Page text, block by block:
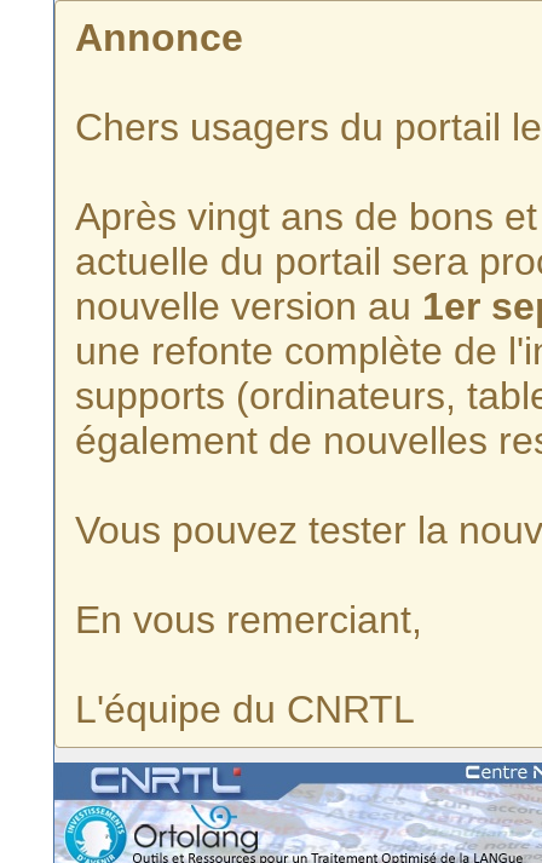
Annonce
Chers usagers du portail
Après vingt ans de bons
actuelle du portail sera
nouvelle version au 1er
une refonte complète de
supports (ordinateurs,
également de nouvelles
Vous pouvez tester la
En vous remerciant,
L'équipe du CNRTL